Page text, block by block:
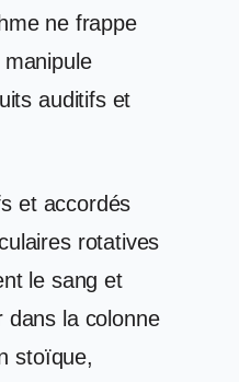
ne frappe
auditifs et
et accordés
rotatives
le sang et
dans la colonne
stoïque,